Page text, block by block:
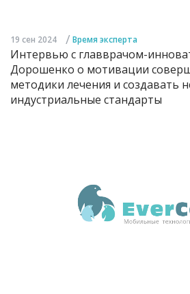
19 сен 2024 / Время эксперта
Интервью с главврачом-
Дорошенко о мотивации
методики лечения и создавать
индустриальные стандарты